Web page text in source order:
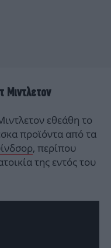
Μιντλετον
εθεάθη το
προϊόντα από τα
, περίπου
της εντός του